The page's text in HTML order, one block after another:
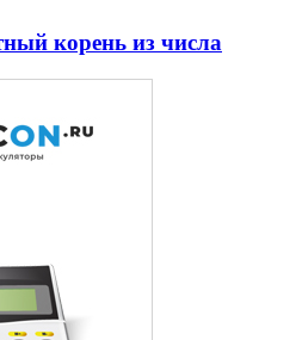
корень из числа